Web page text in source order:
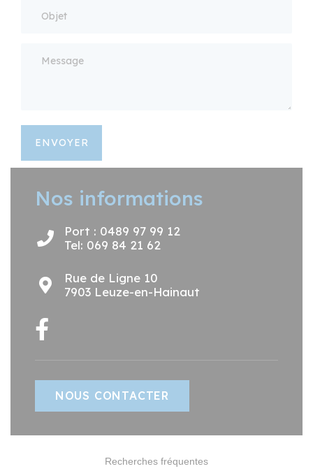
ENVOYER
Nos informations
Port : 0489 97 99 12
Tel: 069 84 21 62
Rue de Ligne 10
7903 Leuze-en-Hainaut
NOUS CONTACTER
Recherches fréquentes